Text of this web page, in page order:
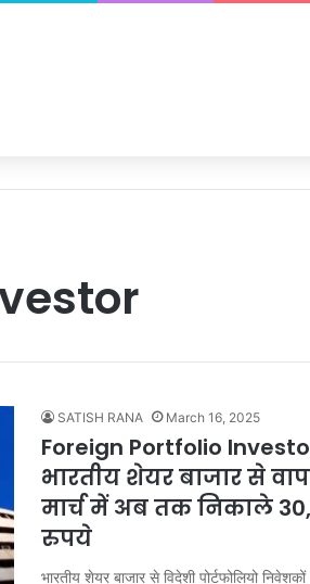
SATISH RANA March 16, 2025
Foreign Portfolio
भारतीय शेयर बाजार से
मार्च में अब तक निकाले
रुपये
भारतीय शेयर बाजार से विदेशी पोर्टफोलियो